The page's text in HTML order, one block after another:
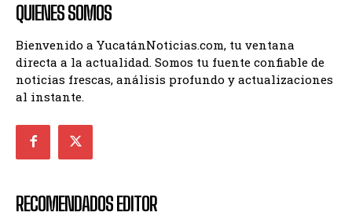
QUIENES SOMOS
Bienvenido a YucatánNoticias.com, tu ventana
directa a la actualidad. Somos tu fuente confiable de
noticias frescas, análisis profundo y actualizaciones
al instante.
RECOMENDADOS EDITOR